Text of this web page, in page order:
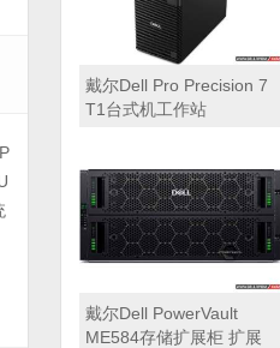
戴尔Dell Pro Precision 7
T1台式机工作站
戴尔Dell PowerVault
ME584存储扩展柜 扩展